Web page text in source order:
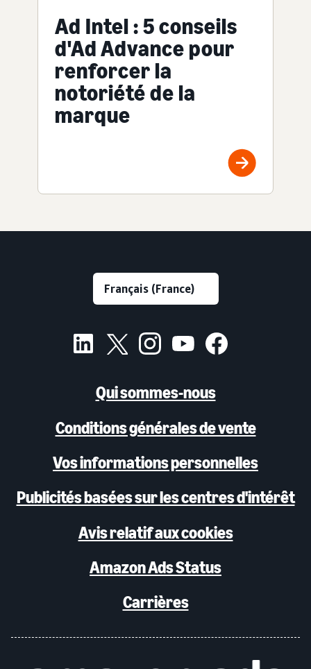
Ad Intel : 5 conseils
d'Ad Advance pour
renforcer la
notoriété de la
marque
Qui sommes-nous
Conditions générales de vente
Vos informations personnelles
Publicités basées sur les centres d'intérêt
Avis relatif aux cookies
Amazon Ads Status
Carrières